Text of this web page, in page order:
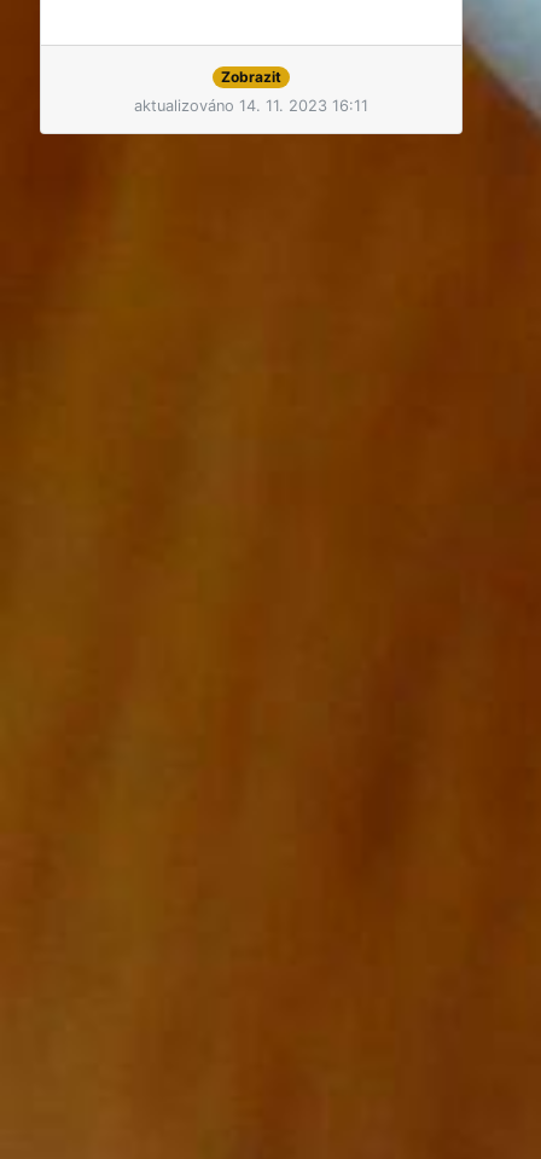
Zobrazit
aktualizováno 14. 11. 2023 16:11